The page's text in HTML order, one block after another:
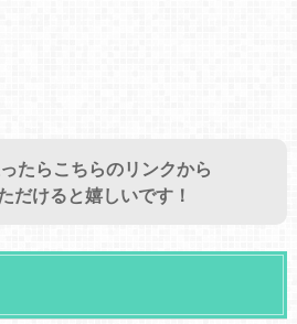
たらこちらのリンクから
だけると嬉しいです！